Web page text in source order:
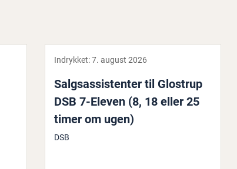
Indrykket:7. august 2026
Salgs­as­si­sten­ter til Glostrup
DSB 7-Eleven (8, 18 eller 25
timer om ugen)
DSB